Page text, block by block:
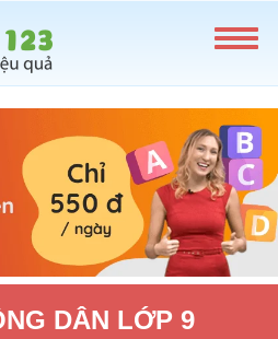
DÂN LỚP 9